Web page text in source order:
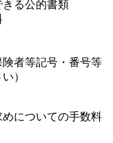
る公的書類
者等記号・番号等
）
についての手数料